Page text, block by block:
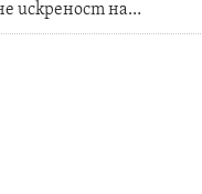
искреност на…